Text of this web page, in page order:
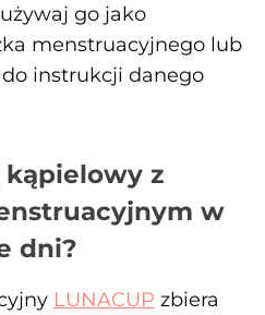
go jako
menstruacyjnego lub
instrukcji danego
kąpielowy z
w
dni?
LUNACUP zbiera